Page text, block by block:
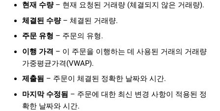
현재 수량– 현재 요청된 거래량 (체결되지 않은 거래량).
체결된 수량– 체결된 거래량.
주문 유형 – 주문의 유형.
이행 가격 – 이 주문을 이행하는 데 사용된 거래의 거래량
가중평균가격(VWAP).
제출됨 – 주문이 체결된 정확한 날짜와 시간.
마지막 수정됨 – 주문에 대한 최신 변경 사항이 적용된 정
확한 날짜와 시간.